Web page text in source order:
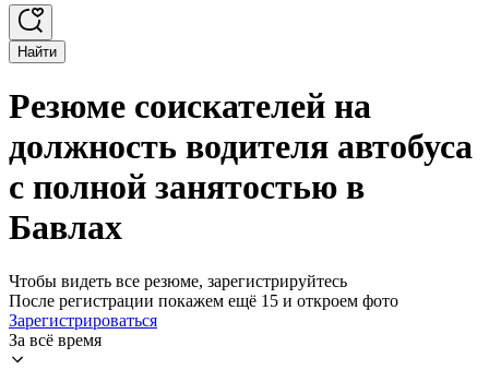
Найти
Резюме соискателей на
должность водителя автобуса
с полной занятостью в
Бавлах
Чтобы видеть все резюме, зарегистрируйтесь
После регистрации покажем ещё 15 и откроем фото
Зарегистрироваться
За всё время